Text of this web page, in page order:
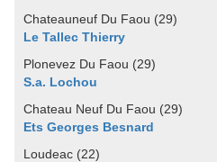
Chateauneuf Du Faou (29)
Le Tallec Thierry
Plonevez Du Faou (29)
S.a. Lochou
Chateau Neuf Du Faou (29)
Ets Georges Besnard
Loudeac (22)